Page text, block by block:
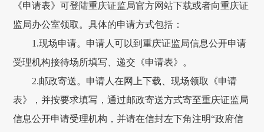
《申请表》可登陆重庆证监局官方网站下载或者向重庆证
监局办公室领取。具体的申请方式包括：
1.现场申请。申请人可以到重庆证监局信息公开申请
受理机构接待场所填写、递交《申请表》。
2.邮政寄送。申请人在网上下载、现场领取《申请
表》，并按要求填写，通过邮政寄送方式寄至重庆证监局
信息公开申请受理机构，并请在信封左下角注明“政府信